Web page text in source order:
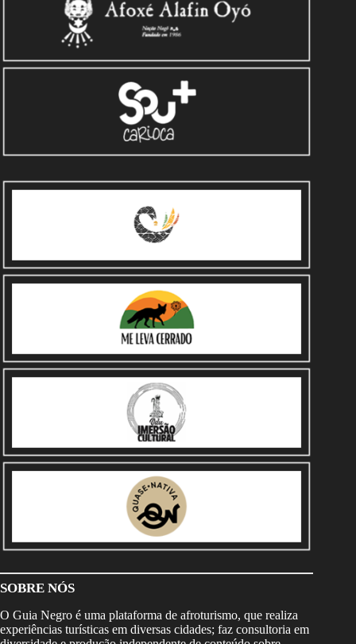
SOBRE NÓS
O Guia Negro é uma plataforma de afroturismo, que realiza
experiências turísticas em diversas cidades; faz consultoria em